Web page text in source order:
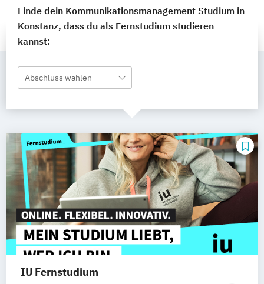
Finde dein Kommunikationsmanagement Studium in
Konstanz, dass du als Fernstudium studieren
kannst:
Abschluss wählen
IU Fernstudium